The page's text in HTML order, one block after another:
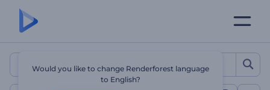
Modèles de vidéos
Would you like to change Renderforest language
to English?